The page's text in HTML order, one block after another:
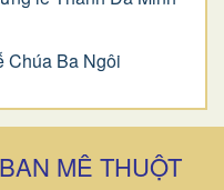
Chúa Ba Ngôi
MÊ THUỘT